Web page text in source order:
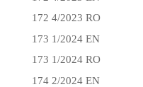
172 4/2023 RO
173 1/2024 EN
173 1/2024 RO
174 2/2024 EN